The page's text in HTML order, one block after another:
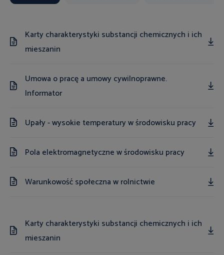
Karty charakterystyki substancji chemicznych i ich
mieszanin
Umowa o pracę a umowy cywilnoprawne.
Informator
Upały - wysokie temperatury w środowisku pracy
Pola elektromagnetyczne w środowisku pracy
Warunkowość społeczna w rolnictwie
Karty charakterystyki substancji chemicznych i ich
mieszanin